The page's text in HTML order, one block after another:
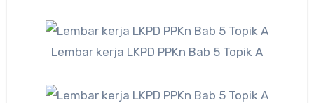
Lembar kerja LKPD PPKn Bab 5 Topik A